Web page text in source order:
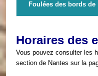
Foulées des bords de
Horaires des
Vous pouvez consulter les
section de Nantes sur la